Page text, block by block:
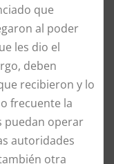
que
al poder
les dio el
deben
recibieron y lo
frecuente la
puedan operar
autoridades
otra